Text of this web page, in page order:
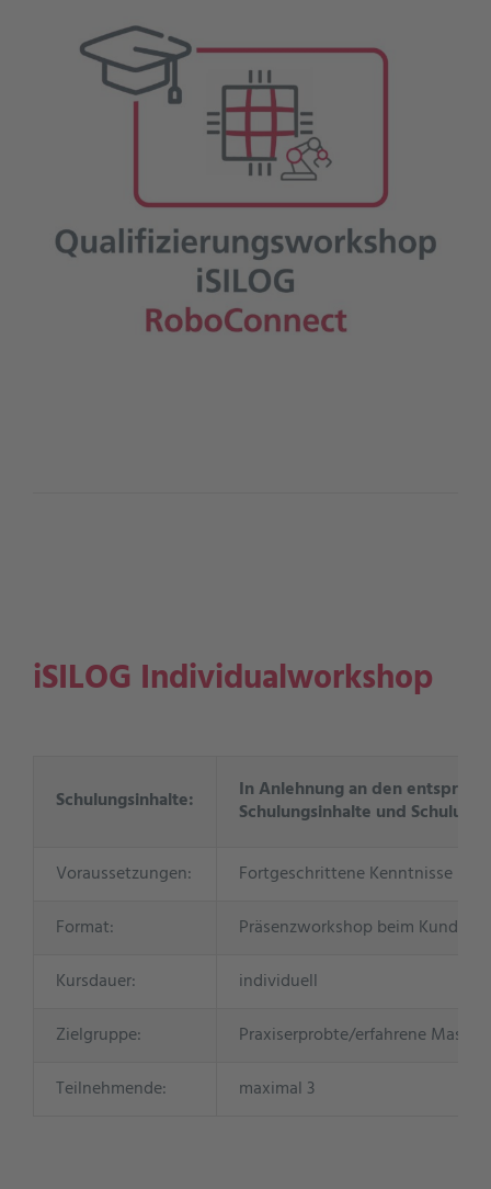
iSILOG Individualworkshop
Schulungsinhalte:
In Anlehnung an den
Schulungsinhalte und
Voraussetzungen:
Fortgeschrittene Kenntnisse in
Format:
Präsenzworkshop beim Kunden
Kursdauer:
individuell
Zielgruppe:
Praxiserprobte/erfahrene
Teilnehmende:
maximal 3